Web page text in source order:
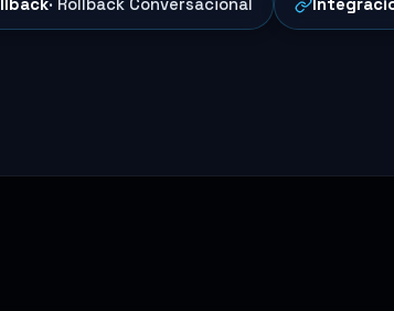
· Rollback Conversacional